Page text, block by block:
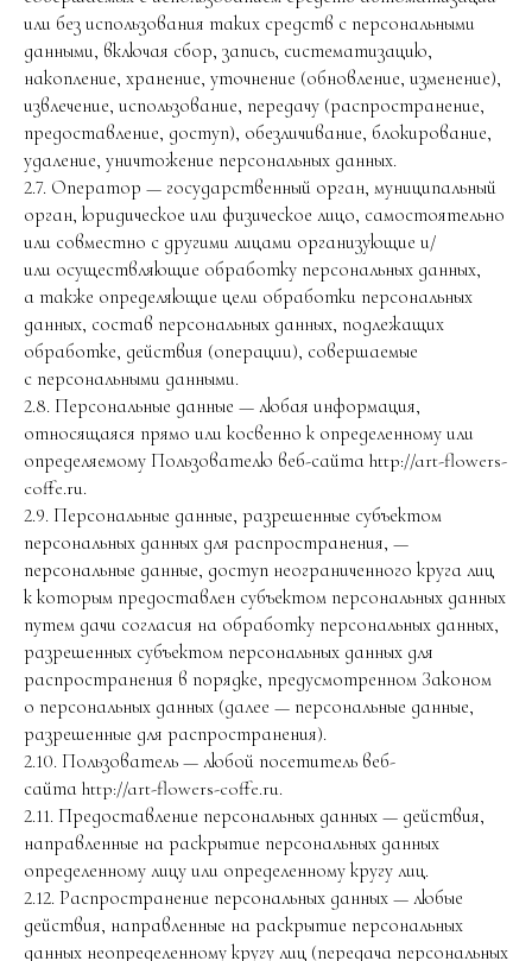
или без использования таких средств с персональными
данными, включая сбор, запись, систематизацию,
накопление, хранение, уточнение (обновление, изменение),
извлечение, использование, передачу (распространение,
предоставление, доступ), обезличивание, блокирование,
удаление, уничтожение персональных данных.
2.7. Оператор — государственный орган, муниципальный
орган, юридическое или физическое лицо, самостоятельно
или совместно с другими лицами организующие и/
или осуществляющие обработку персональных данных,
а также определяющие цели обработки персональных
данных, состав персональных данных, подлежащих
обработке, действия (операции), совершаемые
с персональными данными.
2.8. Персональные данные — любая информация,
относящаяся прямо или косвенно к определенному или
определяемому Пользователю веб-сайта http://art-flowers-
coffe.ru.
2.9. Персональные данные, разрешенные субъектом
персональных данных для распространения, —
персональные данные, доступ неограниченного круга лиц
к которым предоставлен субъектом персональных данных
путем дачи согласия на обработку персональных данных,
разрешенных субъектом персональных данных для
распространения в порядке, предусмотренном Законом
о персональных данных (далее — персональные данные,
разрешенные для распространения).
2.10. Пользователь — любой посетитель веб-
сайта http://art-flowers-coffe.ru.
2.11. Предоставление персональных данных — действия,
направленные на раскрытие персональных данных
определенному лицу или определенному кругу лиц.
2.12. Распространение персональных данных — любые
действия, направленные на раскрытие персональных
данных неопределенному кругу лиц (передача персональных